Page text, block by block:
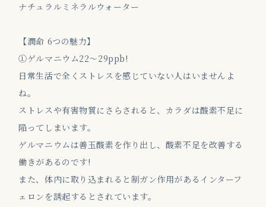
ナチュラルミネラルウォーター
【潤命 6つの魅力】
①ゲルマニウム22～29ppb!
日常生活で全くストレスを感じていない人はいませんよ
ね。
ストレスや有害物質にさらされると、カラダは酸素不足に
陥ってしまいます。
ゲルマニウムは善玉酸素を作り出し、酸素不足を改善する
働きがあるのです!
また、体内に取り込まれると制ガン作用があるインターフ
ェロンを誘起するとされています。